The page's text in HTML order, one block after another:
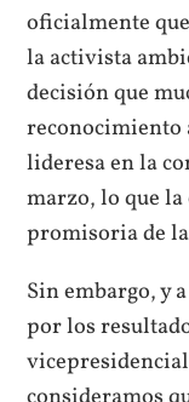
oficialmente
la activista
decisión que
reconocimiento
lideresa en la
marzo, lo que
promisoria de
Sin embargo, y
por los